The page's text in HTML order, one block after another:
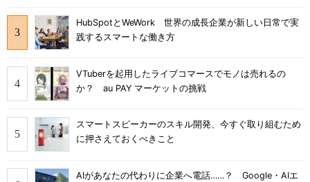
HubSpotとWeWork 世界の成長企業が新しい日常で実
践するスマートな働き方
VTuberを起用したライブコマースでモノは売れるの
か？ au PAY マーケットの挑戦
スマートスピーカーのスキル開発、今すぐ取り組むため
に押さえておくべきこと
AIがあなたの代わりに企業へ電話……？ Google・AIエ